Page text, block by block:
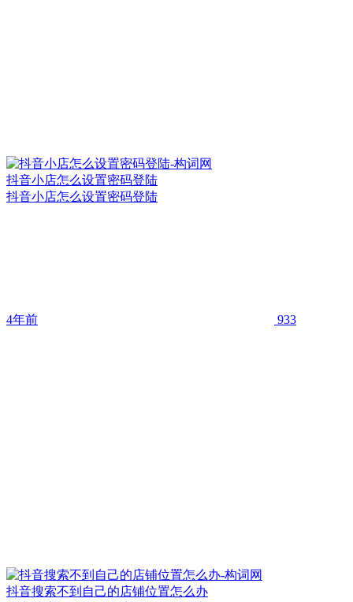
抖音小店怎么设置密码登陆
抖音小店怎么设置密码登陆
4年前 933
抖音搜索不到自己的店铺位置怎么办